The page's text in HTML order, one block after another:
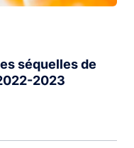
séquelles de
2023